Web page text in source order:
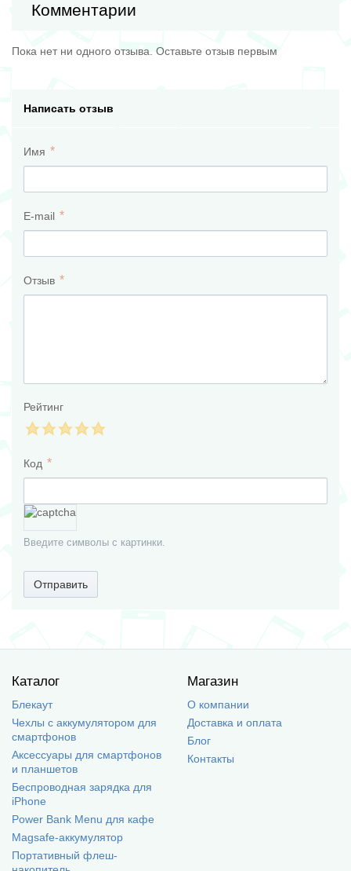
Комментарии
Пока нет ни одного отзыва. Оставьте отзыв первым
Написать отзыв
Имя
E-mail
Отзыв
Рейтинг
Код
Введите символы с картинки.
Отправить
Каталог
Блекаут
Чехлы с аккумулятором для
смартфонов
Аксессуары для смартфонов
и планшетов
Беспроводная зарядка для
iPhone
Power Bank Menu для кафе
Magsafe-аккумулятор
Портативный флеш-
Магазин
О компании
Доставка и оплата
Блог
Контакты